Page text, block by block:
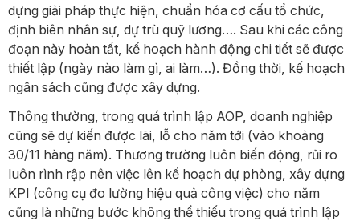
dựng giải pháp thực hiện, chuẩn hóa cơ cấu tổ chức,
định biên nhân sự, dự trù quỹ lương…. Sau khi các công
đoạn này hoàn tất, kế hoạch hành động chi tiết sẽ được
thiết lập (ngày nào làm gì, ai làm…). Đồng thời, kế hoạch
ngân sách cũng được xây dựng.
Thông thường, trong quá trình lập AOP, doanh nghiệp
cũng sẽ dự kiến được lãi, lỗ cho năm tới (vào khoảng
30/11 hàng năm). Thương trường luôn biến động, rủi ro
luôn rình rập nên việc lên kế hoạch dự phòng, xây dựng
KPI (công cụ đo lường hiệu quả công việc) cho năm
cũng là những bước không thể thiếu trong quá trình lập